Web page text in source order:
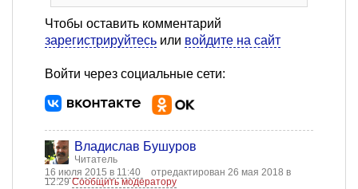
Чтобы оставить комментарий
зарегистрируйтесь или войдите на сайт
Войти через социальные сети:
Владислав Бушуров
Читатель
16 июля 2015 в 11:40
отредактирован 26 мая 2018 в
12:29Сообщить модератору